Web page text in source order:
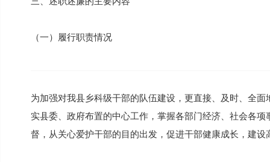
（一）履行职责情况
为加强对我县乡科级干部的队伍建设，更直接、及时、全
实县委、政府布置的中心工作，掌握各部门经济、社会各
督，从关心爱护干部的目的出发，促进干部健康成长，建